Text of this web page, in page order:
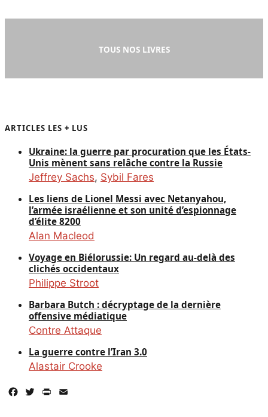
TOUS NOS LIVRES
ARTICLES LES + LUS
Ukraine: la guerre par procuration que les États-
Unis mènent sans relâche contre la Russie
Jeffrey Sachs, Sybil Fares
Les liens de Lionel Messi avec Netanyahou,
l’armée israélienne et son unité d’espionnage
d’élite 8200
Alan Macleod
Voyage en Biélorussie: Un regard au-delà des
clichés occidentaux
Philippe Stroot
Barbara Butch : décryptage de la dernière
offensive médiatique
Contre Attaque
La guerre contre l’Iran 3.0
Alastair Crooke
Facebook
TwitterPrintFriendly